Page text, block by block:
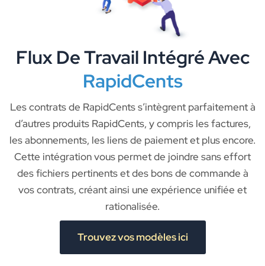
Flux De Travail Intégré Avec
RapidCents
Les contrats de RapidCents s’intègrent parfaitement à
d’autres produits RapidCents, y compris les factures,
les abonnements, les liens de paiement et plus encore.
Cette intégration vous permet de joindre sans effort
des fichiers pertinents et des bons de commande à
vos contrats, créant ainsi une expérience unifiée et
rationalisée.
Trouvez vos modèles ici